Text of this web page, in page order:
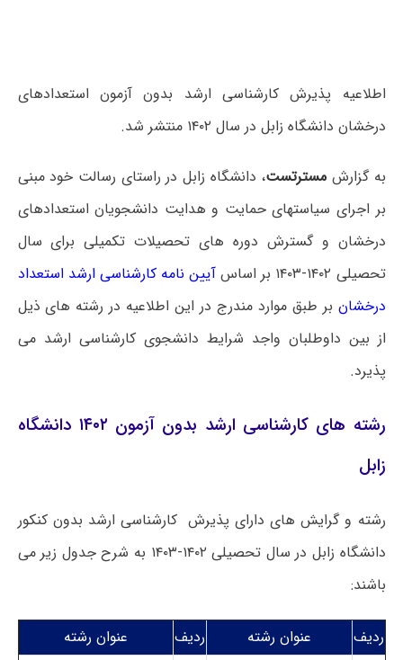
اطلاعیه پذیرش کارشناسی ارشد بدون آزمون استعدادهای
درخشان دانشگاه زابل در سال ۱۴۰۲ منتشر شد.
به گزارش مسترتست، دانشگاه زابل در راستای رسالت خود مبنی
بر اجرای سیاستهای حمایت و هدایت دانشجویان استعدادهای
درخشان و گسترش دوره های تحصیلات تکمیلی برای سال
تحصیلی ۱۴۰۲-۱۴۰۳ بر اساس
آیین نامه کارشناسی ارشد استعداد
درخشان بر طبق موارد مندرج در این اطلاعیه در رشته های ذیل
از بین داوطلبان واجد شرایط دانشجوی کارشناسی ارشد می
پذیرد.
رشته های کارشناسی ارشد بدون آزمون ۱۴۰۲ دانشگاه
زابل
رشته و گرایش های دارای پذیرش کارشناسی ارشد بدون کنکور
دانشگاه زابل در سال تحصیلی ۱۴۰۲-۱۴۰۳ به شرح جدول زیر می
باشند:
ردیف عنوان رشته ردیف عنوان رشته